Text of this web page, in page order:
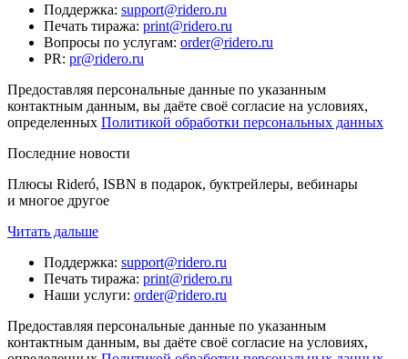
Поддержка: support@ridero.ru
Печать тиража: print@ridero.ru
Вопросы по услугам: order@ridero.ru
PR: pr@ridero.ru
Предоставляя персональные данные по указанным
контактным данным, вы даёте своё согласие на условиях,
определенных Политикой обработки персональных данных
Последние новости
Плюсы Rideró, ISBN в подарок, буктрейлеры, вебинары
и многое другое
Читать дальше
Поддержка: support@ridero.ru
Печать тиража: print@ridero.ru
Наши услуги: order@ridero.ru
Предоставляя персональные данные по указанным
контактным данным, вы даёте своё согласие на условиях,